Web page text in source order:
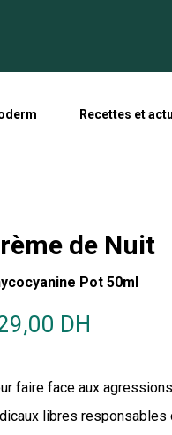
Recettes et actu
de Nuit
Pot 50ml
DH
faire face aux
libres responsables